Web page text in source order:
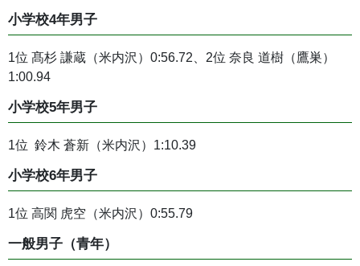
小学校4年男子
1位 髙杉 謙蔵（米内沢）0:56.72、2位 奈良 道樹（鷹巣）
1:00.94
小学校5年男子
1位 鈴木 蒼新（米内沢）1:10.39
小学校6年男子
1位 高関 虎空（米内沢）0:55.79
一般男子（青年）